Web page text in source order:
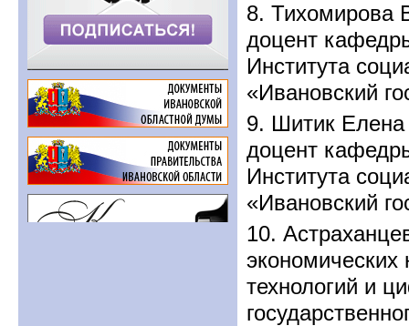
8. Тихомирова
доцент
Института
«Ивановский
9. Шитик Елена
доцент
Института
«Ивановский
10.
технологий и